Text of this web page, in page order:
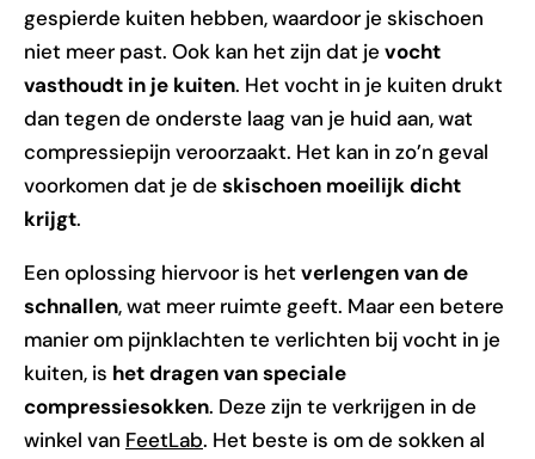
gespierde kuiten hebben, waardoor je skischoen
niet meer past. Ook kan het zijn dat jevocht
vasthoudt in je kuiten. Het vocht in je kuiten drukt
dan tegen de onderste laag van je huid aan, wat
compressiepijn veroorzaakt. Het kan in zo’n geval
voorkomen dat je deskischoen moeilijk dicht
krijgt.
Een oplossing hiervoor is hetverlengen van de
schnallen, wat meer ruimte geeft. Maar een betere
manier om pijnklachten te verlichten bij vocht in je
kuiten, is het dragen van speciale
compressiesokken. Deze zijn te verkrijgen in de
winkel van FeetLab. Het beste is om de sokken al